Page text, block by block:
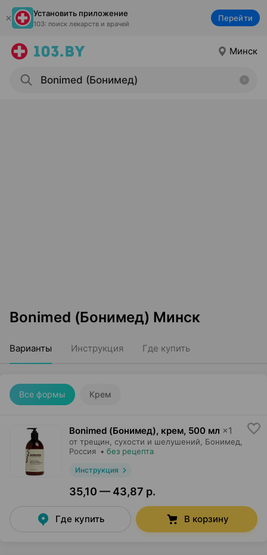
Установить приложение
103: поиск лекарств и врачей
Перейти
Минск
Bonimed (Бонимед) Минск
Варианты Инструкция Где купить
Все формы Крем
Bonimed (Бонимед), крем, 500 мл ×1
от трещин, сухости и шелушений, Бонимед
Россия • без рецепта
Инструкция
35,10 — 43,87 р.
Где купить В корзину